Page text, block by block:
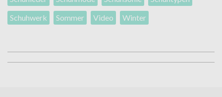
Schuhwerk
Sommer Video Winter